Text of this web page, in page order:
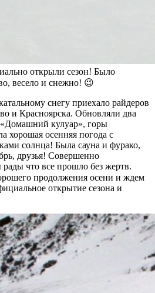
открыли сезон! Было
весело и снежно! 😉
снегу приехало райдеров
и Красноярска. Обновляли два
кулуар», горы
хорошая осенняя погода с
солнца! Была сауна и фурако,
друзья! Совершенно
что все прошло без жертв.
продолжения осени и ждем
открытие сезона и